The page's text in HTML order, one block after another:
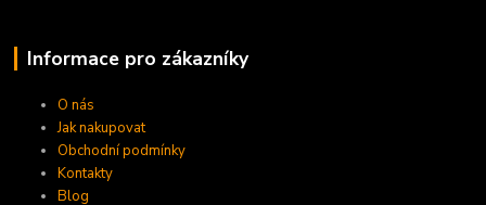
Informace pro zákazníky
O nás
Jak nakupovat
Obchodní podmínky
Kontakty
Blog